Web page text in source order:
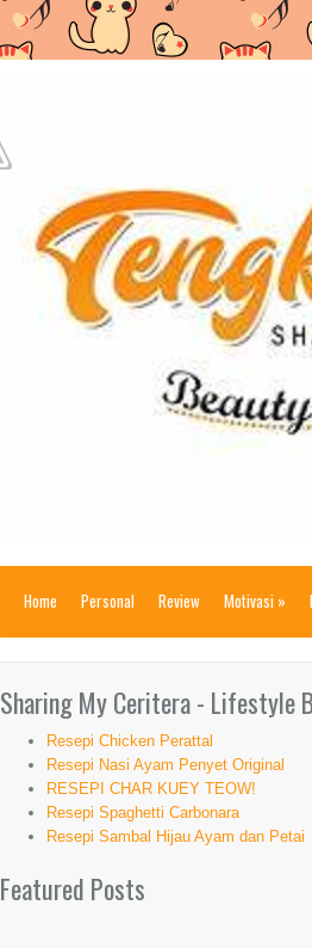
Home Personal Review Motivasi »
Sharing My Ceritera - Lifestyle
Resepi Chicken Perattal
Resepi Nasi Ayam Penyet Original
RESEPI CHAR KUEY TEOW!
Resepi Spaghetti Carbonara
Resepi Sambal Hijau Ayam dan Petai
Featured Posts